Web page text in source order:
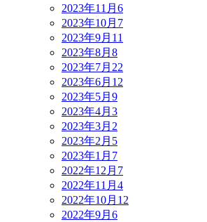
2023年11月 6
2023年10月 7
2023年9月 11
2023年8月 8
2023年7月 22
2023年6月 12
2023年5月 9
2023年4月 3
2023年3月 2
2023年2月 5
2023年1月 7
2022年12月 7
2022年11月 4
2022年10月 12
2022年9月 6